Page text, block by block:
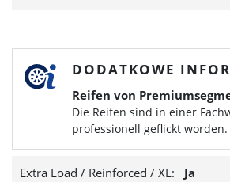
DODATKOWE
Reifen von
Die Reifen sind in einer
professionell geflickt worden.
Extra Load / Reinforced / XL:
Ja